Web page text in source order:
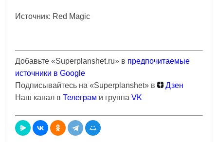
Источник: Red Magic
Добавьте «Superplanshet.ru» в предпочитаемые
источники в Google
Подписывайтесь на «Superplanshet» в
Дзен
Наш канал в Телеграм и группа VK